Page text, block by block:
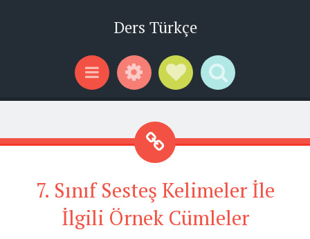
Ders Türkçe
Menu WidgetsSocial Links
Search
7. Sınıf Sesteş Kelimeler İle
İlgili Örnek Cümleler